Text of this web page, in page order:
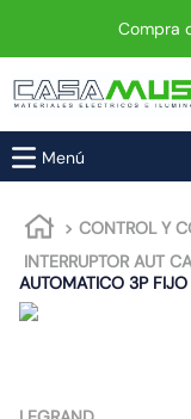
Compra
CONTROL Y
INTERRUPTOR AUT
AUTOMATICO 3P